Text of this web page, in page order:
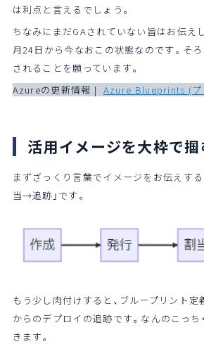
は利点と言えるでしょう。
ちなみにまだGAされていない旨はお伝え
月24日から今なおこの状態なのです。そ
されることを願っています。
Azureの更新情報 | Azure Blueprints (プ
活用イメージを大枠で掴
まずざっくり言葉でイメージをお伝えす
当→追跡」です。
もう少し肉付けすると、ブループリント定
からのデプロイの追跡です。なんのこっち
きます。